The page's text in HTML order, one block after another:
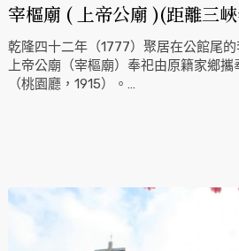
宰樞廟 ( 上帝公廟 )(距離三
乾隆四十二年（1777）聚居在公館尾
上帝公廟（宰樞廟）奉祀由原籍家鄉
（桃園廳，1915）。
位於公館尾（今秀川里）的宰樞廟，
為成員籌建者，並購土地為祭典及宗